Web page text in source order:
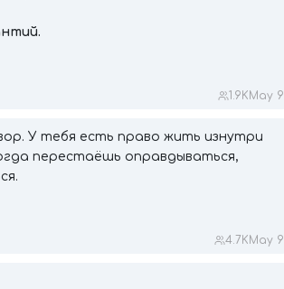
1.9K May 9
У тебя есть право жить изнутри
перестаёшь оправдываться,
4.7K May 9